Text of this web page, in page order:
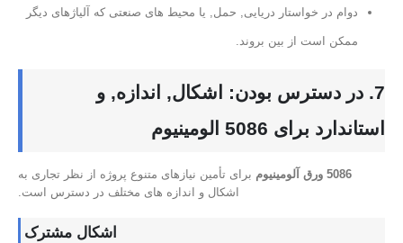
دوام در خواستار دریایی, حمل, یا محیط های صنعتی که آلیاژهای دیگر
ممکن است از بین بروند.
7. در دسترس بودن: اشکال, اندازه, و
استاندارد برای 5086 الومینیوم
5086 ورق آلومینیوم
برای تأمین نیازهای متنوع پروژه از نظر تجاری به
اشکال و اندازه های مختلف در دسترس است.
اشکال مشترک